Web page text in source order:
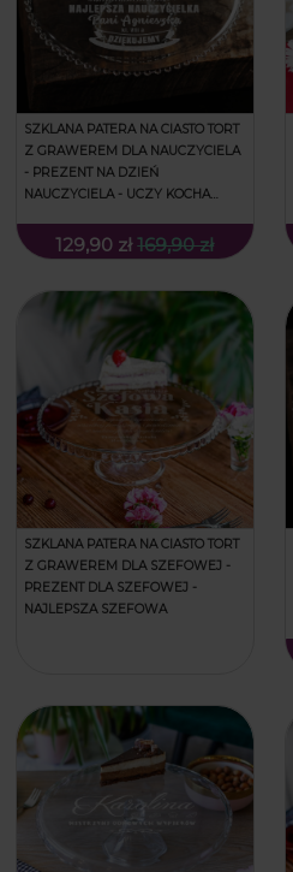
SZKLANA PATERA NA CIASTO TORT
Z GRAWEREM DLA NAUCZYCIELA
- PREZENT NA DZIEŃ
NAUCZYCIELA - UCZY KOCHA
129,90 zł 169,90 zł
SZKLANA PATERA NA CIASTO TORT
Z GRAWEREM DLA SZEFOWEJ -
PREZENT DLA SZEFOWEJ -
NAJLEPSZA SZEFOWA